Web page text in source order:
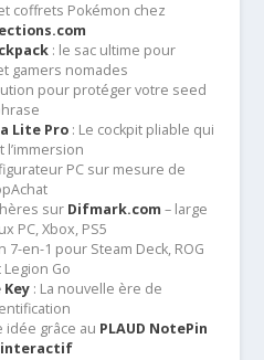
coffrets Pokémon chez
: le sac ultime pour
gamers nomades
pour protéger votre seed
Lite Pro: Le cockpit pliable qui
l’immersion
PC sur mesure de
sur Difmark.com – large
PC, Xbox, PS5
7-en-1 pour Steam Deck, ROG
Legion Go
Key : La nouvelle ère de
idée grâce au PLAUD NotePin
interactif